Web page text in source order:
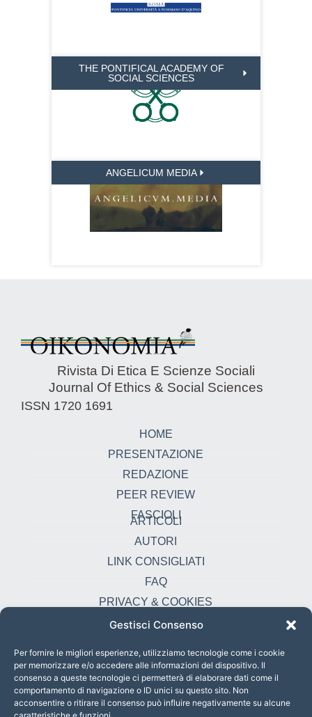
Gestisci Consenso
Per fornire le migliori esperienze, utilizziamo tecnologie come i cookie
per memorizzare e/o accedere alle informazioni del dispositivo. Il
consenso a queste tecnologie ci permetterà di elaborare dati come il
comportamento di navigazione o ID unici su questo sito. Non
acconsentire o ritirare il consenso può influire negativamente su alcune
THE PONTIFICAL ACADEMY OF
SOCIAL SCIENCES
ANGELICUM MEDIA
Rivista Di Etica E Scienze Sociali
Journal Of Ethics & Social Sciences
ISSN 1720 1691
HOME
PRESENTAZIONE
REDAZIONE
PEER REVIEW
FASCIOLI
ARTICOLI
AUTORI
LINK CONSIGLIATI
FAQ
PRIVACY & COOKIES
oikonomia@pust.it
+39 06 67 02 338
Largo Angelicum 1, 00184 Roma, Italia